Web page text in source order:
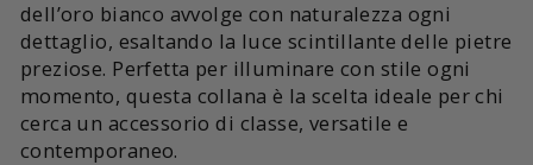
dell’oro bianco avvolge con naturalezza ogni
dettaglio, esaltando la luce scintillante delle pietre
preziose. Perfetta per illuminare con stile ogni
momento, questa collana è la scelta ideale per chi
cerca un accessorio di classe, versatile e
contemporaneo.